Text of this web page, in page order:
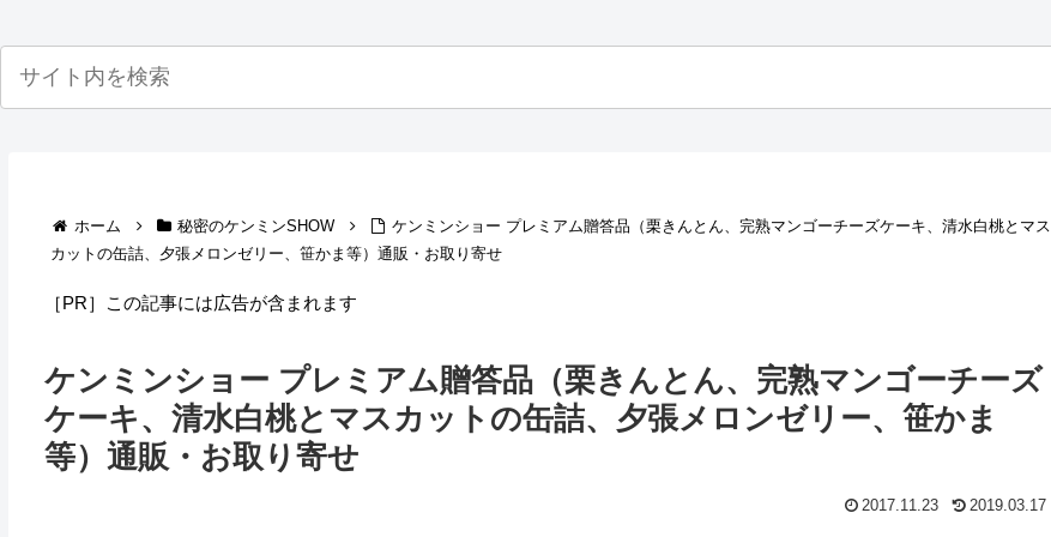
ホーム 秘密のケンミンSHOW
ケンミンショー プレミアム贈答品（栗きんとん、完熟マンゴーチーズケーキ、清水白桃とマス
カットの缶詰、夕張メロンゼリー、笹かま等）通販・お取り寄せ
［PR］この記事には広告が含まれます
ケンミンショー プレミアム贈答品（栗きんとん、完熟マンゴーチーズ
ケーキ、清水白桃とマスカットの缶詰、夕張メロンゼリー、笹かま
等）通販・お取り寄せ
2017.11.23 2019.03.17